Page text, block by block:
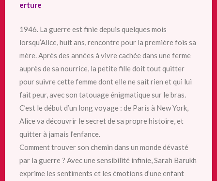
erture
1946. La guerre est finie depuis quelques mois
lorsqu’Alice, huit ans, rencontre pour la première fois sa
mère. Après des années à vivre cachée dans une ferme
auprès de sa nourrice, la petite fille doit tout quitter
pour suivre cette femme dont elle ne sait rien et qui lui
fait peur, avec son tatouage énigmatique sur le bras.
C’est le début d’un long voyage : de Paris à New York,
Alice va découvrir le secret de sa propre histoire, et
quitter à jamais l’enfance.
Comment trouver son chemin dans un monde dévasté
par la guerre ? Avec une sensibilité infinie, Sarah Barukh
exprime les sentiments et les émotions d’une enfant